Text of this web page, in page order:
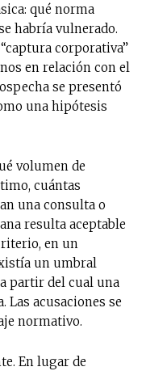
qué norma
habría vulnerado.
corporativa”
en relación con el
se presentó
una hipótesis
volumen de
cuántas
una consulta o
resulta aceptable
en un
un umbral
partir del cual una
Las acusaciones se
normativo.
En lugar de